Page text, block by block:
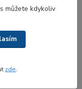
otvoru pro
zažité zvyklosti či
můžete kdykoliv
zde.